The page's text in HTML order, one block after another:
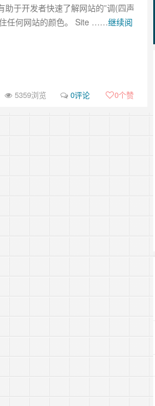
于开发者快速了解网站的”调(四声
任何网站的颜色。 Site ……继续阅
5359浏览 0评论 0个赞